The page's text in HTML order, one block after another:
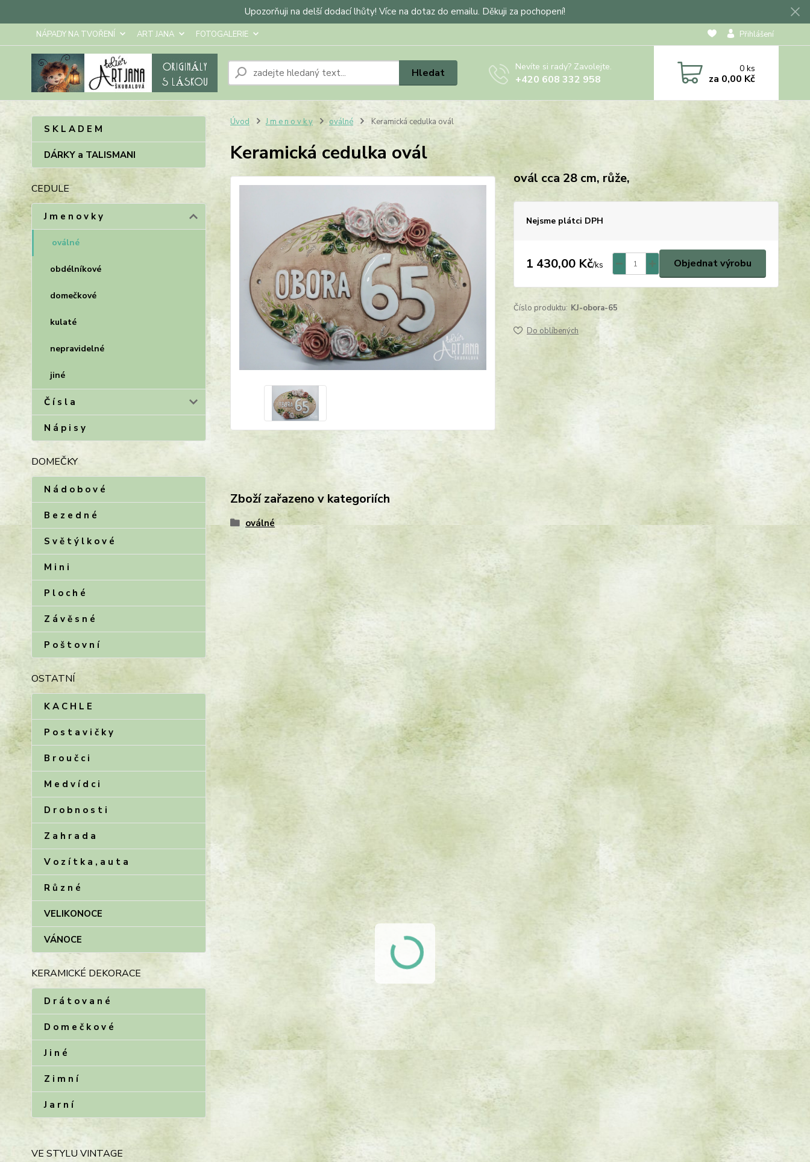
Upozorňuji na delší dodací lhůty! Více na dotaz do emailu. Děkuji za pochopení!
NÁPADY NA TVOŘENÍ ART JANA FOTOGALERIE Přihlášení
Hledat Nevíte si rady? Zavolejte.
+420 608 332 958
0ks
za 0,00 Kč
S K L A D E M
DÁRKY a TALISMANI
CEDULE
J m e n o v k y
oválné
obdélníkové
domečkové
kulaté
nepravidelné
jiné
Č í s l a
N á p i s y
DOMEČKY
N á d o b o v é
B e z e d n é
S v ě t ý l k o v é
M i n i
P l o c h é
Z á v ě s n é
P o š t o v n í
OSTATNÍ
K A C H L E
P o s t a v i č k y
B r o u č c i
M e d v í d c i
D r o b n o s t i
Z a h r a d a
V o z í t k a , a u t a
R ů z n é
VELIKONOCE
VÁNOCE
KERAMICKÉ DEKORACE
D r á t o v a n é
D o m e č k o v é
J i n é
Z i m n í
J a r n í
VE STYLU VINTAGE
Úvod J m e n o v k y oválné Keramická cedulka ovál
Keramická cedulka ovál
ovál cca 28 cm, růže,
Nejsme plátci DPH
1 430,00 Kč/ks Objednat výrobu
Číslo produktu: KJ-obora-65
Do oblíbených
Zboží zařazeno v kategoriích
oválné